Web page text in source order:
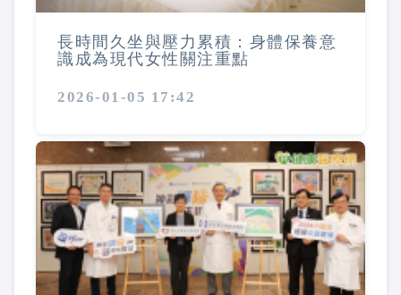
長時間久坐與壓力累積：身體保養意
識成為現代女性關注重點
2026-01-05 17:42